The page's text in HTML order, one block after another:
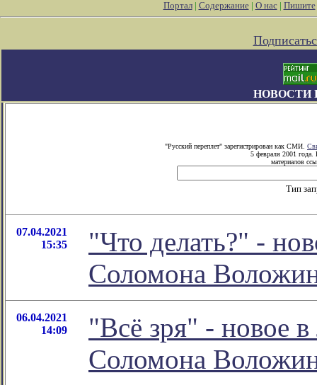
Портал| Содержание| О нас| Пишите
НОВОСТИ
"Русский переплет" зарегистрирован как СМИ.
5 февраля 2001 года.
материалов
Тип
07.04.2021
15:35
"Что делать?" -
Соломона
06.04.2021
14:09
"Всё зря" - новое
Соломона